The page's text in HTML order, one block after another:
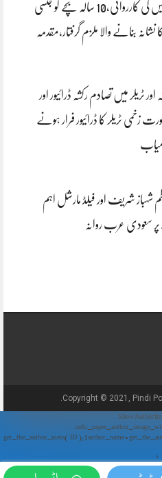
جہلم پولیس کی کارروائی،10 سالہ بچے کو جنسی
نشانہ بنانے والا ملزم گرفتار،مقدمہ
اور ٹریلر میں تصادم رکشہ ڈرائیور اور
زخمی ٹریلر کا ڈرائیور فرار ہونے
شہباز شریف اور فیلڈ مارشل اہم
سعودی عرب روانہ
Copyright © 2021, Pindi
// Show Author
get_the_author_meta('ID'); $author_name =